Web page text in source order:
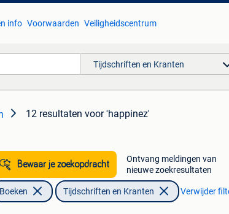
info Voorwaarden Veiligheidscentrum
Tijdschriften en Kranten
12 resultaten voor 'happinez'
Bewaar je zoekopdracht
Ontvang meldingen van
nieuwe zoekresultaten
Boeken Tijdschriften en Kranten Verwijder